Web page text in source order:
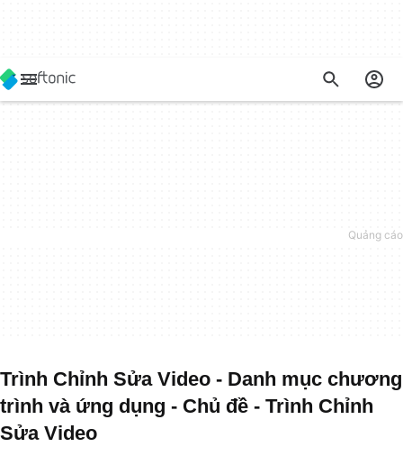
Trình Chỉnh Sửa Video - Danh mục chương
trình và ứng dụng - Chủ đề - Trình Chỉnh
Sửa Video